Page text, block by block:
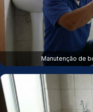
Manutenção de